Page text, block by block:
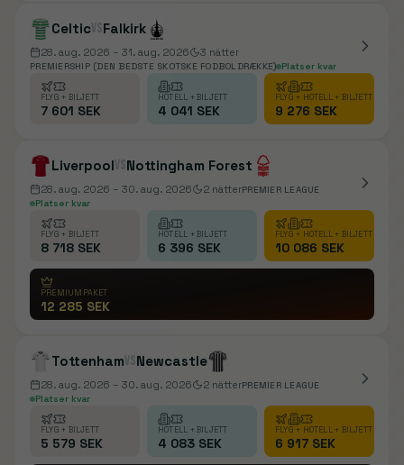
CelticvsFalkirk
28. aug. 2026 – 31. aug. 2026 3 nätter
PREMIERSHIP (DEN BEDSTE SKOTSKE FODBOLDRÆKKE) Platser kvar
FLYG + BILJETT
7 601 SEK
HOTELL + BILJETT
4 041 SEK
FLYG + HOTELL + BILJETT
9 276 SEK
LiverpoolvsNottingham Forest
28. aug. 2026 – 30. aug. 2026 2 nätterPREMIER LEAGUE
Platser kvar
FLYG + BILJETT
8 718 SEK
HOTELL + BILJETT
6 396 SEK
FLYG + HOTELL + BILJETT
10 086 SEK
PREMIUMPAKET
12 285 SEK
TottenhamvsNewcastle
28. aug. 2026 – 30. aug. 2026 2 nätterPREMIER LEAGUE
Platser kvar
FLYG + BILJETT
5 579 SEK
HOTELL + BILJETT
4 083 SEK
FLYG + HOTELL + BILJETT
6 917 SEK